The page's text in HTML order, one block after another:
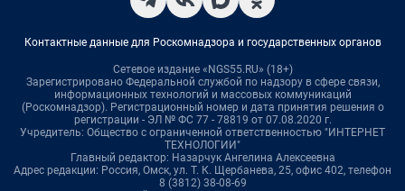
Контактные данные для Роскомнадзора и государственных органов
Сетевое издание «NGS55.RU» (18+)
Зарегистрировано Федеральной службой по надзору в сфере связи,
информационных технологий и массовых коммуникаций
(Роскомнадзор). Регистрационный номер и дата принятия решения о
регистрации - ЭЛ № ФС 77 - 78819 от 07.08.2020 г.
Учредитель: Общество с ограниченной ответственностью "ИНТЕРНЕТ
ТЕХНОЛОГИИ"
Главный редактор: Назарчук Ангелина Алексеевна
Адрес редакции: Россия, Омск, ул. Т. К. Щербанева, 25, офис 402, телефон
8 (3812) 38-08-69